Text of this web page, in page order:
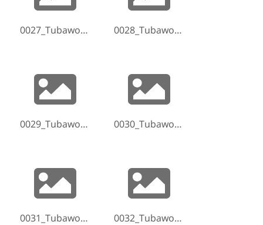
0027_Tubaworkshop-Hammelburg-2017-170520-191423.jpg 0028_Tubaworkshop-Hammelburg-2017-170520-192206.jpg
0029_Tubaworkshop-Hammelburg-2017-170520-192720.jpg 0030_Tubaworkshop-Hammelburg-2017-170520-192905.jpg
0031_Tubaworkshop-Hammelburg-2017-170520-193417.jpg 0032_Tubaworkshop-Hammelburg-2017-170520-194734.jpg